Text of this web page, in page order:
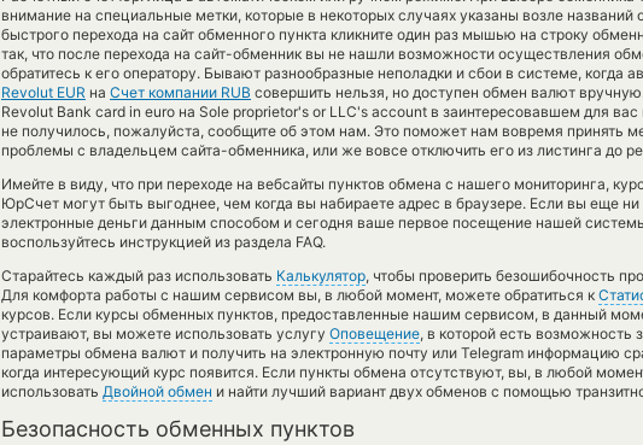
внимание на специальные метки, которые в некоторых случаях указаны возле названий
быстрого перехода на сайт обменного пункта кликните один раз мышью на строку
так, что после перехода на сайт-обменник вы не нашли возможности осуществления
обратитесь к его оператору. Бывают разнообразные неполадки и сбои в системе, когда
Revolut EUR на Счет компании RUB совершить нельзя, но доступен обмен валют
Revolut Bank card in euro на Sole proprietor's or LLC's account в заинтересовавшем для
не получилось, пожалуйста, сообщите об этом нам. Это поможет нам вовремя принять
проблемы с владельцем сайта-обменника, или же вовсе отключить его из листинга до
Имейте в виду, что при переходе на вебсайты пунктов обмена с нашего мониторинга,
ЮрСчет могут быть выгоднее, чем когда вы набираете адрес в браузере. Если вы еще
электронные деньги данным способом и сегодня ваше первое посещение нашей
воспользуйтесь инструкцией из раздела FAQ.
Старайтесь каждый раз использовать Калькулятор, чтобы проверить безошибочность
Для комфорта работы с нашим сервисом вы, в любой момент, можете обратиться к
курсов. Если курсы обменных пунктов, предоставленные нашим сервисом, в данный
устраивают, вы можете использовать услугу Оповещение, в которой есть возможность
параметры обмена валют и получить на электронную почту или Telegram информацию
когда интересующий курс появится. Если пункты обмена отсутствуют, вы, в любой
использовать Двойной обмен и найти лучший вариант двух обменов с помощью
Безопасность обменных пунктов